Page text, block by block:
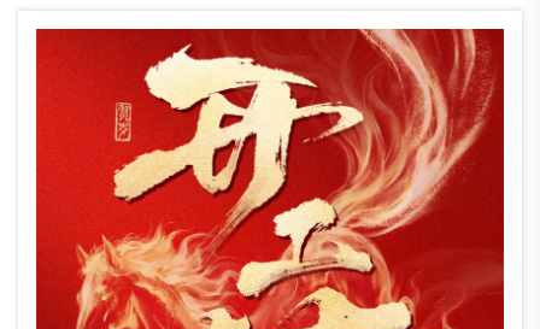
таасир менен белгилөө ылдам гана аяктабат, ал Фонарьдын
майрамынан кийин гана аяктайт.
AEROPAKта биз бардыгыбыз бирге жыйланып, таньюан (таттуу
күрүч топурактары) жана думплерлерди пешке салып, жедел
тойлоо үчүн жыйланганбыз...